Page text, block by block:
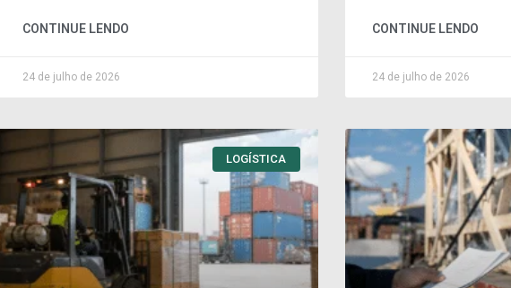
CONTINUE LENDO
24 de julho de 2026
CONTINUE LENDO
24 de julho de 2026
LOGÍSTICA